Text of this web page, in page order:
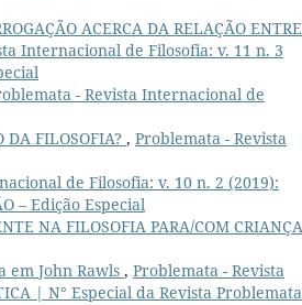
ACERCA DA RELAÇÃO
Internacional de Filosofia: v. 11 n. 3
- Revista Internacional de
DA FILOSOFIA? , Problemata - Revista
de Filosofia: v. 10 n. 2 (2019):
– Edição Especial
NA FILOSOFIA PARA/COM
em John Rawls , Problemata - Revista
| N° Especial da Revista Problemata